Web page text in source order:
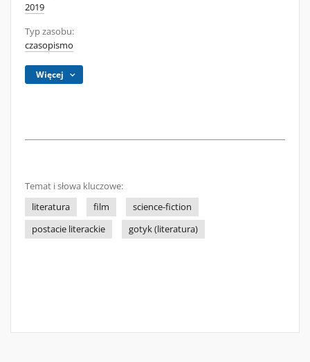
2019
Typ zasobu:
czasopismo
Więcej
Temat i słowa kluczowe:
literatura
film
science-fiction
postacie literackie
gotyk (literatura)